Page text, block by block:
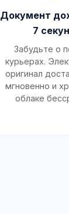
Документ
7
Забудьте о
курьерах.
оригинал
мгновенно и
облаке